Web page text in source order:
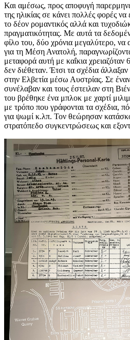
Και αμέσως, προς αποφυγή
της ηλικίας σε κάνει πολλές φορές να
το δέον ρομαντικός αλλά και
πραγματικότητας. Με αυτά τα
φίλο του, δύο χρόνια μεγαλύτερο,
για τη Μέση Ανατολή,
μεταφορά αυτή με καΐκια
δεν διέθεταν. Έτσι τα σχέδια
στην Ελβετία μέσω Αυστρίας. Σε
συνέλαβαν και τους έστειλαν στη
του βρέθηκε ένα μπλοκ με χαρτί
με τρόπο που γράφονται τα σχέδια,
για ψωμί κ.λπ. Τον θεώρησαν
στρατόπεδο συγκεντρώσεως και